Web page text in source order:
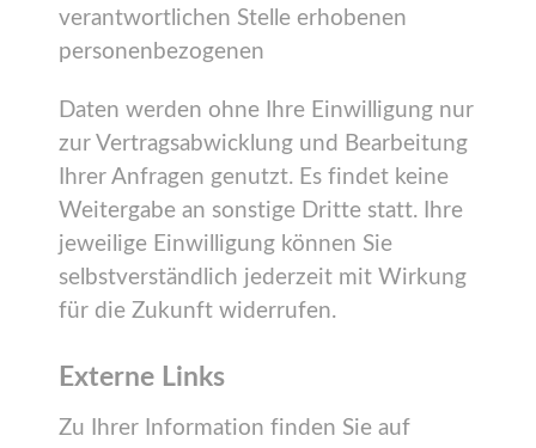
verantwortlichen Stelle erhobenen
personenbezogenen
Daten werden ohne Ihre Einwilligung nur
zur Vertragsabwicklung und Bearbeitung
Ihrer Anfragen genutzt. Es findet keine
Weitergabe an sonstige Dritte statt. Ihre
jeweilige Einwilligung können Sie
selbstverständlich jederzeit mit Wirkung
für die Zukunft widerrufen.
Externe Links
Zu Ihrer Information finden Sie auf